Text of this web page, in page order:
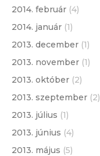
2014. február (4)
2014. január (1)
2013. december (1)
2013. november (1)
2013. október (2)
2013. szeptember (2)
2013. július (1)
2013. június (4)
2013. május (5)